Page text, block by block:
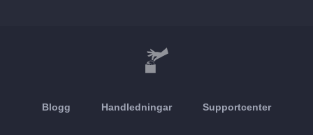
Blogg Handledningar Supportcenter